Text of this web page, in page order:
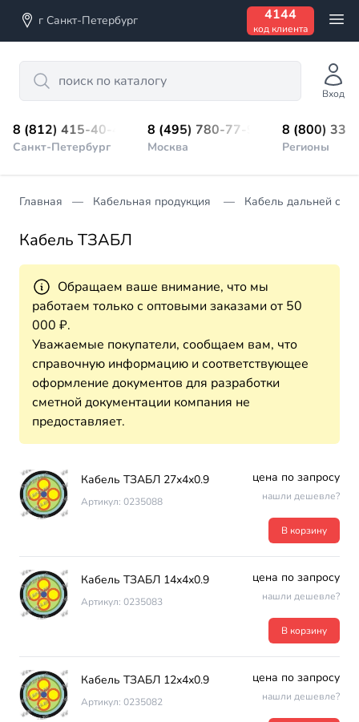
г Санкт-Петербург 4144
код клиента
Search
Вход
8 (812) 415-40-45
Санкт-Петербург
8 (495) 780-77-98
Москва
8 (800)
Регионы
Главная Кабельная продукция Кабель дальней
Кабель ТЗАБЛ
Обращаем ваше внимание, что мы
работаем только с оптовыми заказами от 50
000 ₽.
Уважаемые покупатели, сообщаем вам, что
справочную информацию и соответствующее
оформление документов для разработки
сметной документации компания не
предоставляет.
Кабель ТЗАБЛ 27х4х0.9
Артикул: 0235088
цена по запросу
нашли дешевле?
В корзину
Кабель ТЗАБЛ 14х4х0.9
Артикул: 0235083
цена по запросу
нашли дешевле?
В корзину
Кабель ТЗАБЛ 12х4х0.9
Артикул: 0235082
цена по запросу
нашли дешевле?